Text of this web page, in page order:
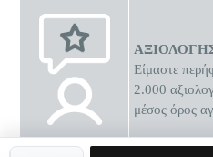
0 διαθέσιμες
Είμαστε
2.000
μέσος όρος